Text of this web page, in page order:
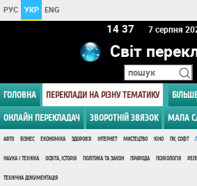
РУС УКР ENG
14:37 7 серпня
Світ
ГОЛОВНА ПЕРЕКЛАДИ НА РІЗНУ ТЕМАТИКУ
ОНЛАЙН ПЕРЕКЛАДАЧ ЗВОРОТНІЙ ЗВЯЗОК МАПА
АВТО БІЗНЕС ЕКОНОМІКА ЗДОРОВ'Я ІНТЕРНЕТ МИСТЕЦТВО КІНО ПК, СОФТ
НАУКА І ТЕХНІКА ОСВІТА, ІСТОРІЯ ПОЛІТИКА ТА ЗАКОН ПРИРОДА ПСИХОЛОГІЯ
ТЕХНІЧНА ДОКУМЕНТАЦІЯ